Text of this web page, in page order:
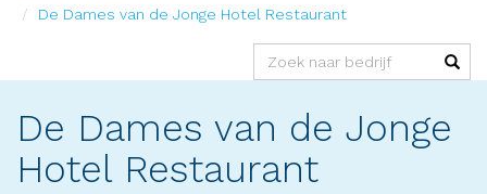
De Dames van de Jonge Hotel Restaurant
De Dames van de Jonge
Hotel Restaurant